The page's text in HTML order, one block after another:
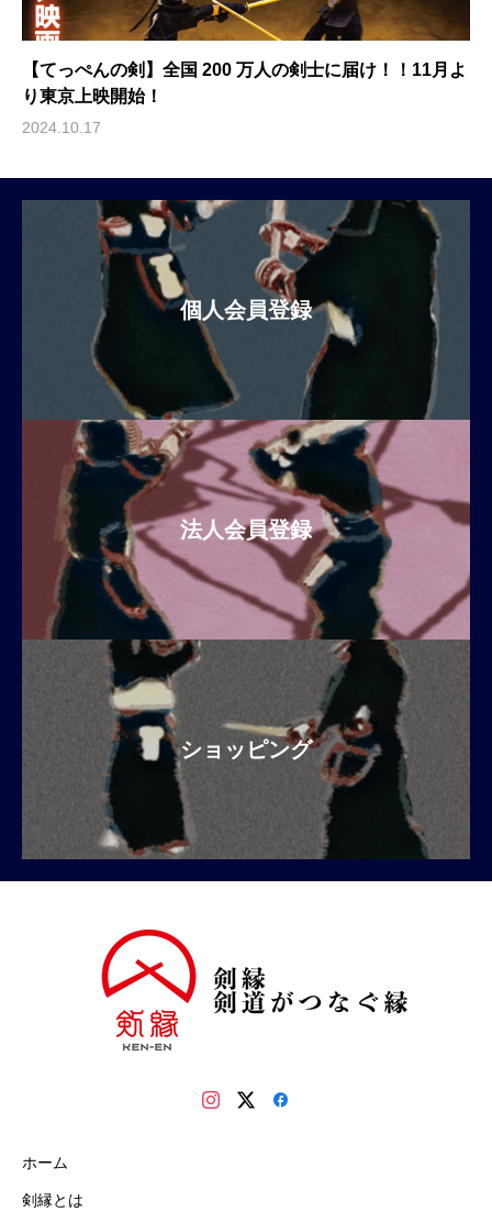
【てっぺんの剣】全国 200 万人の剣士に届け！！11月よ
り東京上映開始！
2024.10.17
個人会員登録
法人会員登録
ショッピング
ホーム
剣縁とは